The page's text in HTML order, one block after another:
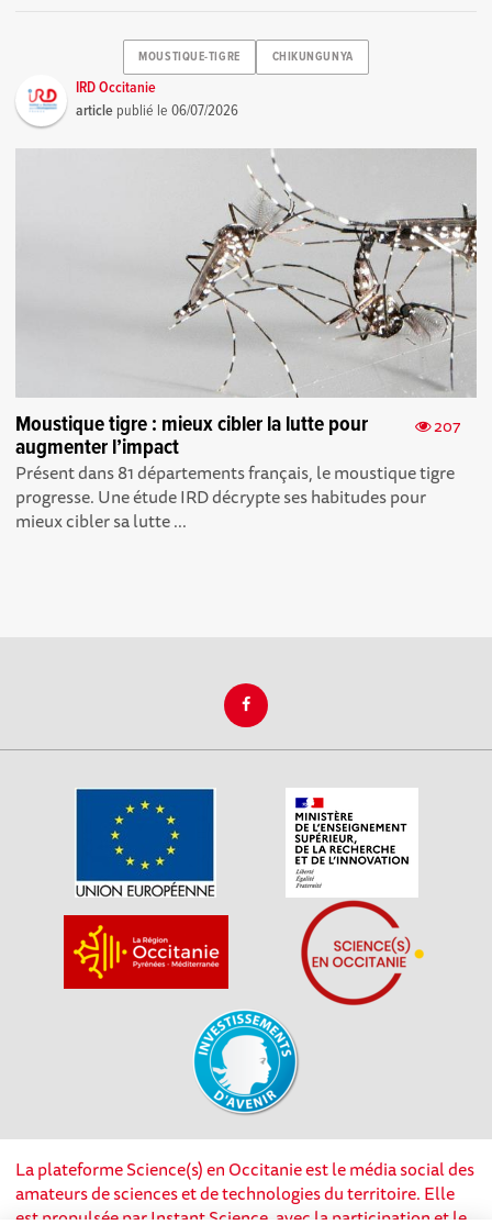
MOUSTIQUE-TIGRE CHIKUNGUNYA
IRD Occitanie
article publié le06/07/2026
207
Moustique tigre : mieux cibler la lutte pour
augmenter l’impact
Présent dans 81 départements français, le moustique tigre
progresse. Une étude IRD décrypte ses habitudes pour
mieux cibler sa lutte ...
La plateforme Science(s) en Occitanie est le média social des
amateurs de sciences et de technologies du territoire. Elle
est propulsée par Instant Science, avec la participation et le